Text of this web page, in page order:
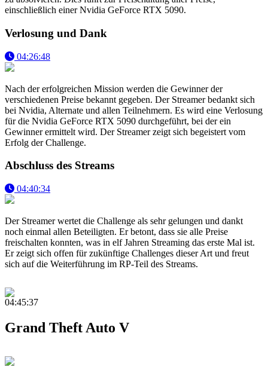
einschließlich einer Nvidia GeForce RTX 5090.
Verlosung und Dank
04:26:48
Nach der erfolgreichen Mission werden die Gewinner der
verschiedenen Preise bekannt gegeben. Der Streamer bedankt sich
bei Nvidia, Alternate und allen Teilnehmern. Es wird eine Verlosung
für die Nvidia GeForce RTX 5090 durchgeführt, bei der ein
Gewinner ermittelt wird. Der Streamer zeigt sich begeistert vom
Erfolg der Challenge.
Abschluss des Streams
04:40:34
Der Streamer wertet die Challenge als sehr gelungen und dankt
noch einmal allen Beteiligten. Er betont, dass sie alle Preise
freischalten konnten, was in elf Jahren Streaming das erste Mal ist.
Er zeigt sich offen für zukünftige Challenges dieser Art und freut
sich auf die Weiterführung im RP-Teil des Streams.
04:45:37
Grand Theft Auto V